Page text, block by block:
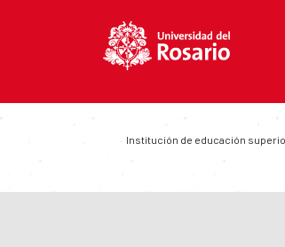
Institución de educación